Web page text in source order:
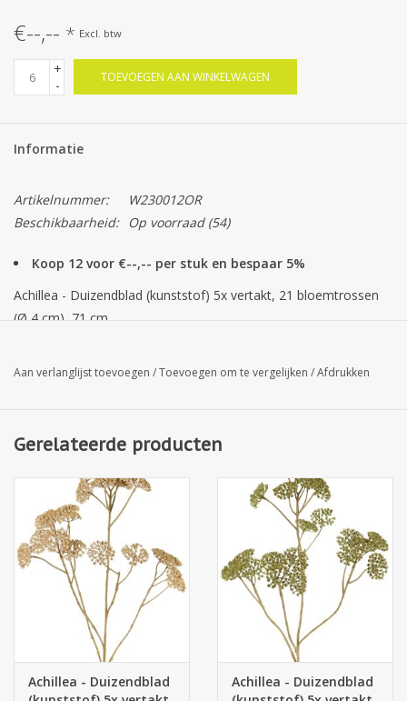
€--,-- * Excl. btw
+
-
TOEVOEGEN AAN WINKELWAGEN
Informatie
Artikelnummer:
W230012OR
Beschikbaarheid:
Op voorraad(54)
Koop 12 voor €--,-- per stuk en bespaar 5%
Achillea - Duizendblad (kunststof) 5x vertakt, 21 bloemtrossen
(Ø 4 cm), 71 cm
Aan verlanglijst toevoegen /Toevoegen om te vergelijken /Afdrukken
Gerelateerde producten
Achillea - Duizendblad
Achillea - Duizendblad